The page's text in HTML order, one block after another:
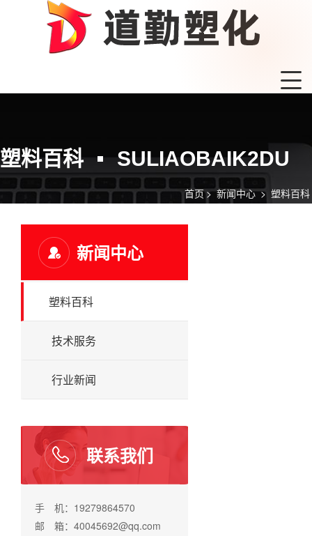
塑料百科 SULIAOBAIK2DU
首页 >新闻中心> 塑料百科
新闻中心
塑料百科
技术服务
行业新闻
联系我们
手 机：19279864570
邮 箱：40045692@qq.com